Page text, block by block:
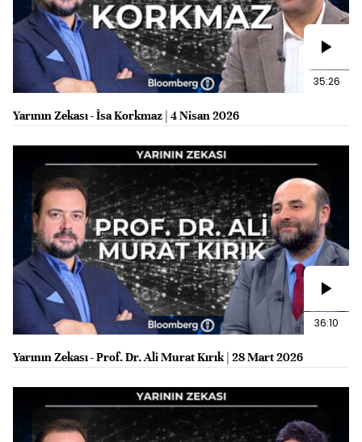
35:26
Yarının Zekası - İsa Korkmaz | 4 Nisan 2026
36:10
Yarının Zekası - Prof. Dr. Ali Murat Kırık | 28 Mart 2026